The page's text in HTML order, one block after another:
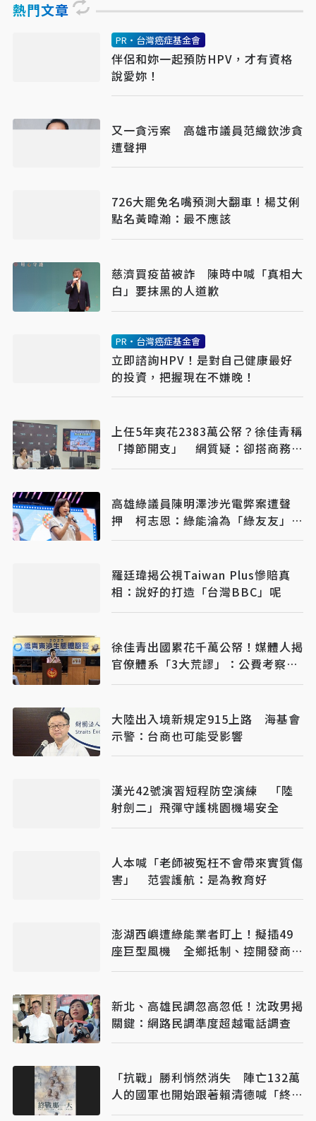
熱門文章
PR・台灣癌症基金會
伴侶和妳一起預防HPV，才有資格
說愛妳！
又一貪污案 高雄市議員范織欽涉貪
遭聲押
726大罷免名嘴預測大翻車！楊艾俐
點名黃暐瀚：最不應該
慈濟買疫苗被詐 陳時中喊「真相大
白」要抹黑的人道歉
PR・台灣癌症基金會
立即諮詢HPV！是對自己健康最好
的投資，把握現在不嫌晚！
上任5年爽花2383萬公帑？徐佳青稱
「撙節開支」 網質疑：卻搭商務
艙？
高雄綠議員陳明澤涉光電弊案遭聲
押 柯志恩：綠能淪為「綠友友」牟
利工具
羅廷瑋揭公視Taiwan Plus慘賠真
相：說好的打造「台灣BBC」呢
徐佳青出國累花千萬公帑！媒體人揭
官僚體系「3大荒謬」：公費考察應
徹底翻修
大陸出入境新規定915上路 海基會
示警：台商也可能受影響
漢光42號演習短程防空演練 「陸
射劍二」飛彈守護桃園機場安全
人本喊「老師被冤枉不會帶來實質傷
害」 范雲護航：是為教育好
澎湖西嶼遭綠能業者盯上！擬插49
座巨型風機 全鄉抵制、控開發商打
消耗戰
新北、高雄民調忽高忽低！沈政男揭
關鍵：網路民調準度超越電話調查
「抗戰」勝利悄然消失 陣亡132萬
人的國軍也開始跟著賴清德喊「終
戰」了